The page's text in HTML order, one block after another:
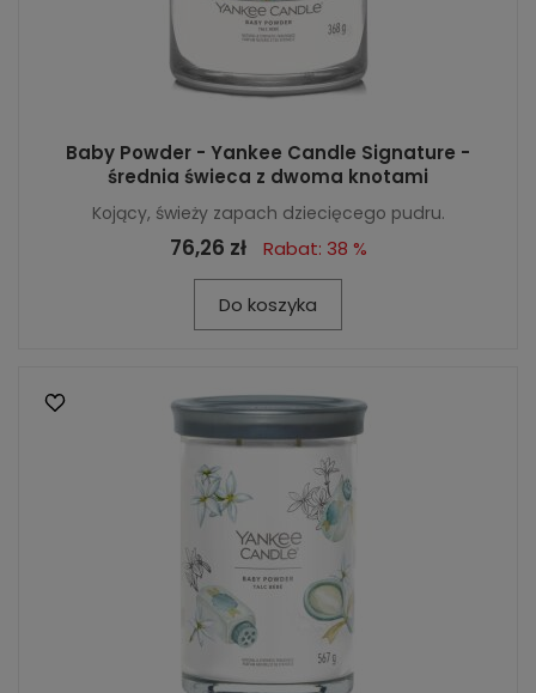
Baby Powder - Yankee Candle Signature -
średnia świeca z dwoma knotami
Kojący, świeży zapach dziecięcego pudru.
76,26 zł Rabat: 38 %
Do koszyka